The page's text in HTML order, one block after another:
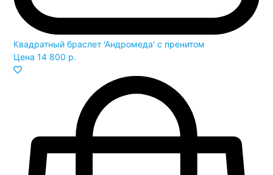
Квадратный браслет 'Андромеда' с пренитом
Цена 14 800 р.